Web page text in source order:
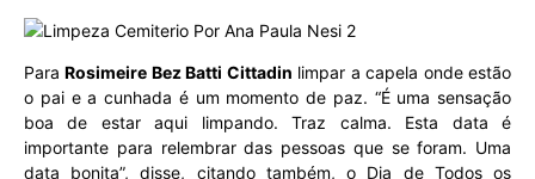
ParaRosimeire Bez Batti Cittadin limpar a capela onde estão
o pai e a cunhada é um momento de paz. “É uma sensação
boa de estar aqui limpando. Traz calma. Esta data é
importante para relembrar das pessoas que se foram. Uma
data bonita”, disse, citando também, o Dia de Todos os